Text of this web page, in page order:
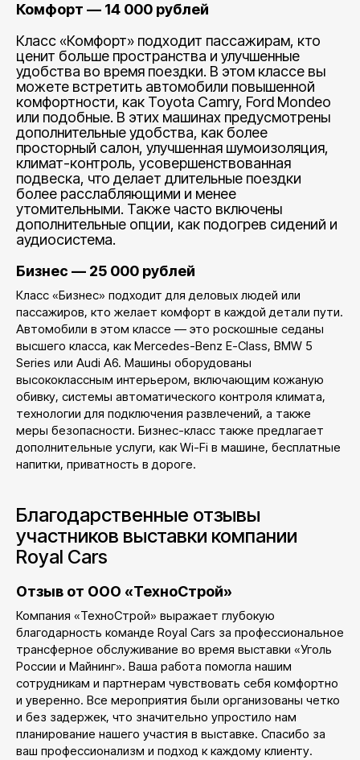
Комфорт — 14 000 рублей
Класс «Комфорт» подходит пассажирам, кто
ценит больше пространства и улучшенные
удобства во время поездки. В этом классе вы
можете встретить автомобили повышенной
комфортности, как Toyota Camry, Ford Mondeo
или подобные. В этих машинах предусмотрены
дополнительные удобства, как более
просторный салон, улучшенная шумоизоляция,
климат-контроль, усовершенствованная
подвеска, что делает длительные поездки
более расслабляющими и менее
утомительными. Также часто включены
дополнительные опции, как подогрев сидений и
аудиосистема.
Бизнес — 25 000 рублей
Класс «Бизнес» подходит для деловых людей или
пассажиров, кто желает комфорт в каждой детали пути.
Автомобили в этом классе — это роскошные седаны
высшего класса, как Mercedes-Benz E-Class, BMW 5
Series или Audi A6. Машины оборудованы
высококлассным интерьером, включающим кожаную
обивку, системы автоматического контроля климата,
технологии для подключения развлечений, а также
меры безопасности. Бизнес-класс также предлагает
дополнительные услуги, как Wi-Fi в машине, бесплатные
напитки, приватность в дороге.
Благодарственные отзывы
участников выставки компании
Royal Cars
Отзыв от ООО «ТехноСтрой»
Компания «ТехноСтрой» выражает глубокую
благодарность команде Royal Cars за профессиональное
трансферное обслуживание во время выставки «Уголь
России и Майнинг». Ваша работа помогла нашим
сотрудникам и партнерам чувствовать себя комфортно
и уверенно. Все мероприятия были организованы четко
и без задержек, что значительно упростило нам
планирование нашего участия в выставке. Спасибо за
ваш профессионализм и подход к каждому клиенту.